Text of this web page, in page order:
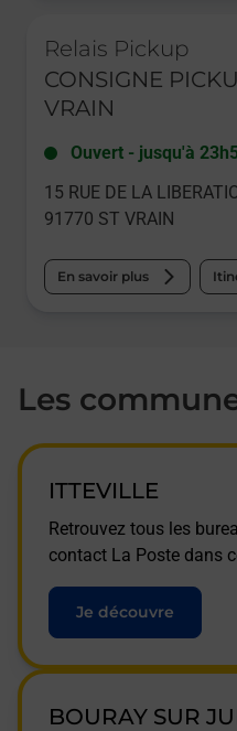
Relais Pickup
CONSIGNE
VRAIN
Ouvert - jusqu'à
15 RUE DE LA
91770 ST VRAIN
En savoir plus
Les
ITTEVILLE
Retrouvez tous les
contact La Poste dans
Je découvre
BOURAY SUR